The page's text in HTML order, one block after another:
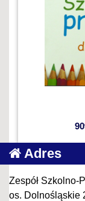
Adres
Zespół Szkolno-
os. Dolnośląskie